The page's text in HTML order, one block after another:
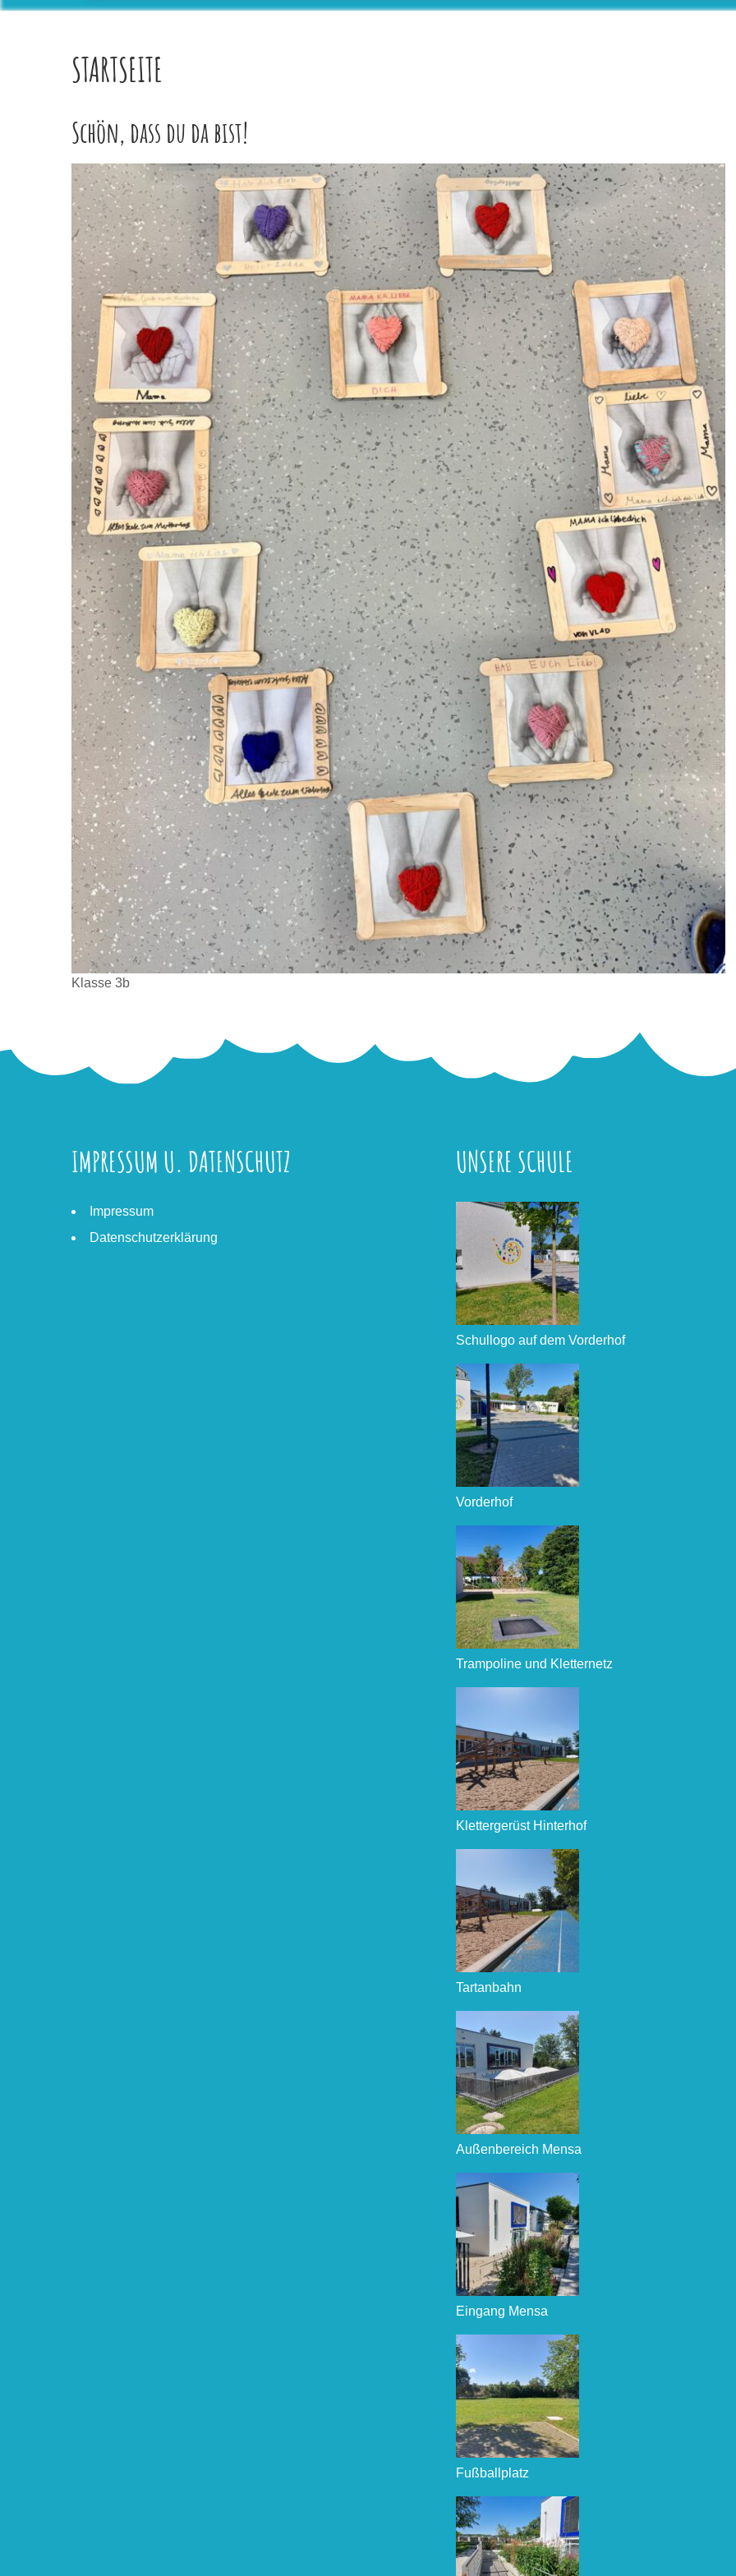
STARTSEITE
Schön, dass du da bist!
Klasse 3b
IMPRESSUM U. DATENSCHUTZ
Impressum
Datenschutzerklärung
UNSERE SCHULE
Schullogo auf dem Vorderhof
Vorderhof
Trampoline und Kletternetz
Klettergerüst Hinterhof
Tartanbahn
Außenbereich Mensa
Eingang Mensa
Fußballplatz